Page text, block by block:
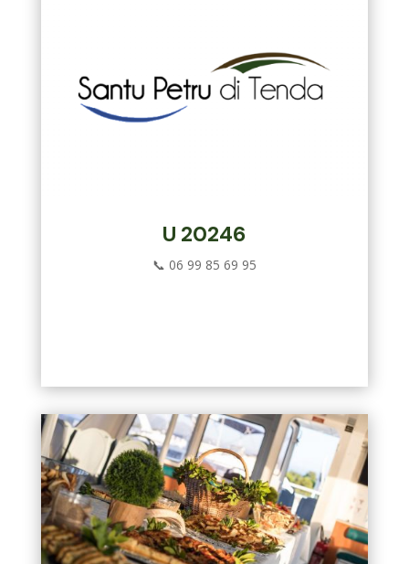
U 20246
📞 06 99 85 69 95